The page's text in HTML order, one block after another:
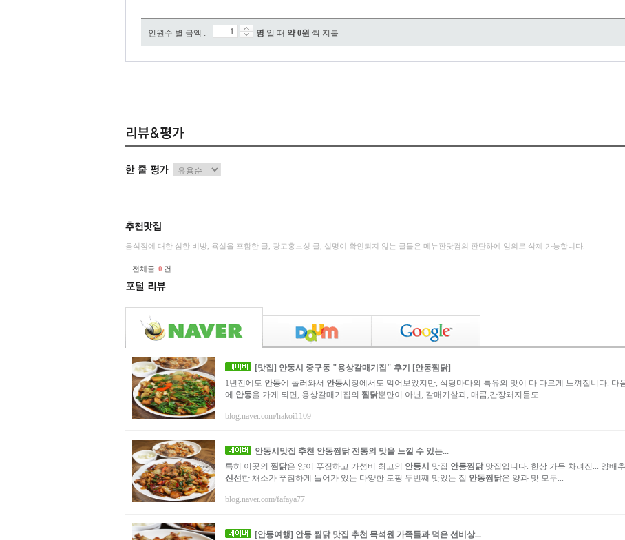
인원수 별 금액 : 명 일 때 약0원 씩 지불
음식점에 대한 심한 비방, 욕설을 포함한 글, 광고홍보성 글, 실명이 확인되지 않는 글들은 메뉴판닷컴의 판단하에 임의로 삭제 가능합니다.
전체글 0 건
[맛집] 안동시 중구동 "용상갈매기집" 후기 [안동찜닭]
1년전에도 안동에 놀러와서 안동시 장에서도 먹어보았지만, 식당마다의 특유의 맛이 다 다르게 느껴집니다. 다
에 안동을 가게 되면, 용상갈매기집의 찜닭뿐만이 아닌, 갈매기살과, 매콤,간장돼지들도...
blog.naver.com/hakoi1109
안동시 맛집 추천 안동찜닭 전통의 맛을 느낄 수 있는...
특히 이곳의 찜닭은 양이 푸짐하고 가성비 최고의 안동시 맛집 안동찜닭 맛집입니다. 한상 가득 차려진... 양배
신선한 채소가 푸짐하게 들어가 있는 다양한 토핑 두번째 맛있는 집 안동찜닭은 양과 맛 모두...
blog.naver.com/fafaya77
[안동여행] 안동 찜닭 맛집 추천 목석원 가족들과 먹은 선비상...